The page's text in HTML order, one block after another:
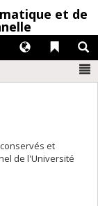
et de
Liens
Langues
et
de l'Université